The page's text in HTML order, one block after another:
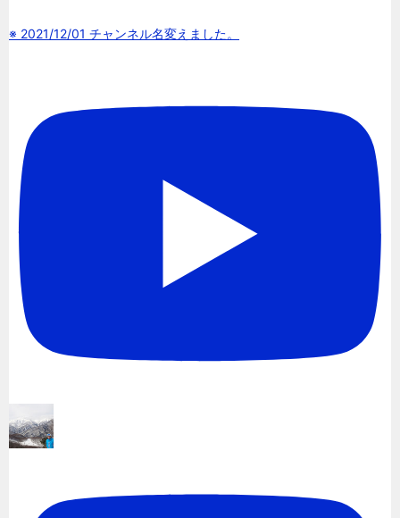
※ 2021/12/01 チャンネル名変えました。